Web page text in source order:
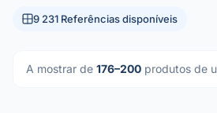
9 231 Referências disponíveis
A mostrar de 176–200 produtos de